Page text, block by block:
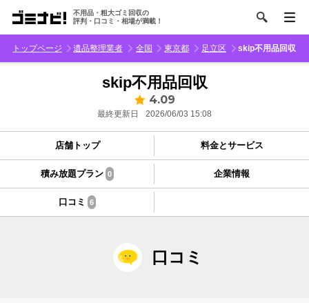
不用品・粗大ゴミ回収の
評判・口コミ・相場が満載！
トップページ 遺品整理業者 全国 東京都 足立区 skip不用品回収
skip不用品回収
4.09
最終更新日 2026/06/03 15:08
店舗トップ 料金とサービス
積み放題プラン 0 企業情報
口コミ 6
口コミ